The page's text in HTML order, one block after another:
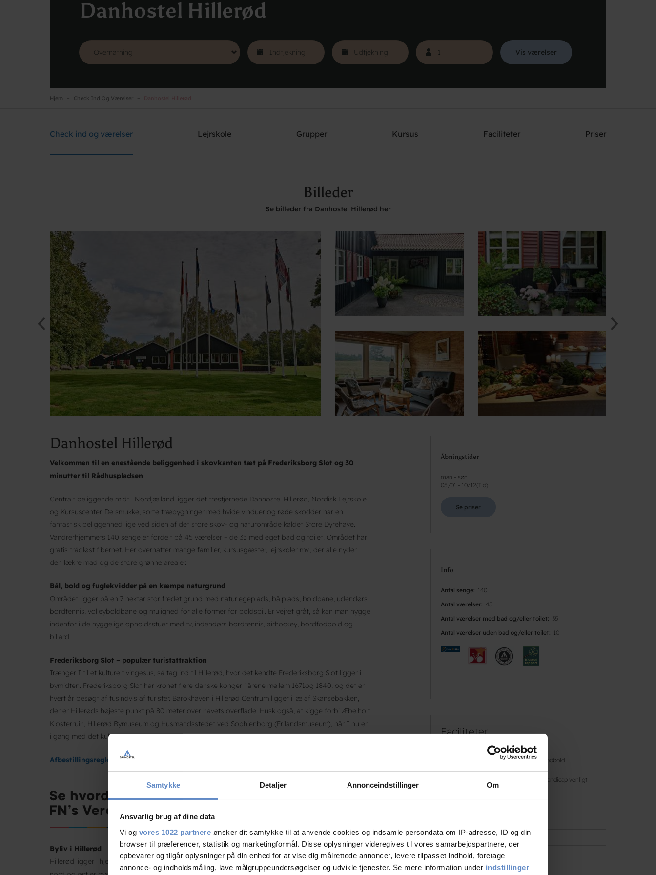
Samtykke Detaljer Annonceindstillinger Om
Ansvarlig brug af dine data
Vi og vores 1022 partnere ønsker dit samtykke til at anvende cookies og indsamle persondata om IP-adresse, ID og din
browser til præferencer, statistik og marketingformål. Disse oplysninger videregives til vores samarbejdspartnere, der
opbevarer og tilgår oplysninger på din enhed for at vise dig målrettede annoncer, levere tilpasset indhold, foretage
annonce- og indholdsmåling, lave målgruppeundersøgelser og udvikle tjenester. Se mere information under indstillinger
Danhostel Hillerød
Vis værelser
Danhostel Hillerød
Hjem Check Ind Og Værelser
Check ind og værelser Lejrskole Grupper Kursus Faciliteter Priser
Billeder
Se billeder fra Danhostel Hillerød her
Danhostel Hillerød
Velkommen til en enestående beliggenhed i skovkanten tæt på Frederiksborg Slot og 30
minutter til Rådhuspladsen
Centralt beliggende midt i Nordjælland ligger det trestjernede Danhostel Hillerød, Nordisk Lejrskole
og Kursuscenter. De smukke, sorte træbygninger med hvide vinduer og røde skodder har en
fantastisk beliggenhed lige ved siden af det store skov- og naturområde kaldet Store Dyrehave.
Vandrerhjemmets 140 senge er fordelt på 45 værelser – de 35 med eget bad og toilet. Området har
gratis trådløst fibernet. Her overnatter mange familier, kursusgæster, lejrskoler mv., der alle nyder
den lækre mad og de store grønne arealer.
Bål, bold og fuglekvidder på en kæmpe naturgrund
Området ligger på en 7 hektar stor fredet grund med naturlegeplads, bålplads, boldbane, udendørs
bordtennis, volleyboldbane og mulighed for alle former for boldspil. Er vejret gråt, så kan man hygge
indenfor i de hyggelige opholdsstuer med tv, indendørs bordtennis, airhockey, bordfodbold og
billard.
Frederiksborg Slot – populær turistattraktion
Trænger I til et kulturelt vingesus, så tag ind til Hillerød, hvor det kendte Frederiksborg Slot ligger i
bymidten. Frederiksborg Slot har kronet flere danske konger i årene mellem 1671og 1840, og det er
hvert år besøgt af tusindvis af turister. Barokhaven i Hillerød Centrum ligger i læ af Skansebakken,
der er Hillerøds højeste punkt på 80 meter over havets overflade. Husk også, at kigge forbi Æbelholt
Klosterruin, Hillerød Bymuseum og Husmandsstedet ved Sophienborg (Frilandsmuseum), når I nu er
i gang med det kulturelle.
Afbestillingsregler for Danhostel Hillerød
Byliv i Hillerød
Hillerød ligger i hjertet af Kongernes Nordsjælland, og hvis man ser det fra luften ligner det et Y. Mod
Åbningstider
man - søn
05/01 - 10/12( Tid)
Se priser
Info
Antal senge
140
Antal værelser
45
Antal værelser med bad og/eller toilet
35
Antal værelser uden bad og/eller toilet
10
Faciliteter
Fodbold
Handicap venligt
Adresse og kontaktinformation